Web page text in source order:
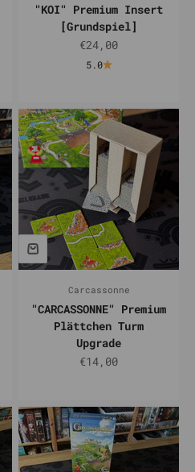
"KOI" Premium Insert
[Grundspiel]
Prix de vente
€24,00
5.0
Carcassonne
"CARCASSONNE" Premium
Plättchen Turm
Upgrade
Prix de vente
€14,00